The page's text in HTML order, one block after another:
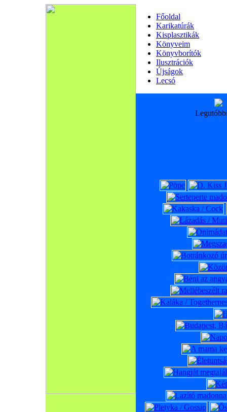
Főoldal
Karikatúrák
Kisplasztikák
Könyveim
Könyvborítók
Ilusztrációk
Újságok
Lecsó